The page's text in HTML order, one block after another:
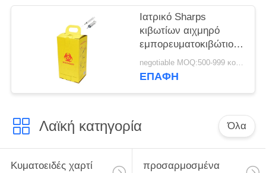
Ιατρικό Sharps
κιβωτίων αιχμηρό
εμπορευματοκιβώτιο
αποβλήτων
εμπορευματοκιβωτίων
negotiable MOQ:500-999 κομμάτια
ΕΠΑΦΉ
Λαϊκή κατηγορία Όλα
Κυματοειδές χαρτί
προσαρμοσμένα